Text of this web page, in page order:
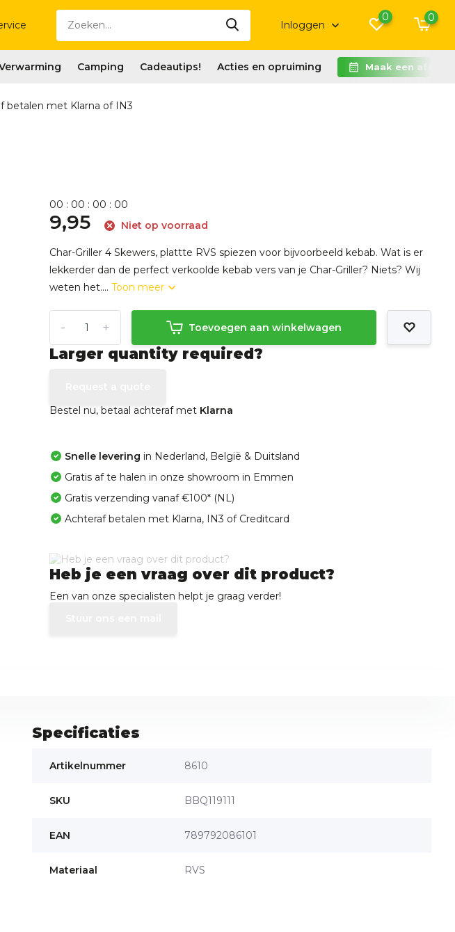
Inloggen
0 0
Camping Cadeautips! Acties en opruiming Maak een
betalen met Klarna of IN3
00 : 00 : 00 : 00
9,95 Niet op voorraad
Char-Griller 4 Skewers, plattte RVS spiezen voor bijvoorbeeld kebab. Wat is er
lekkerder dan de perfect verkoolde kebab vers van je Char-Griller? Niets? Wij
weten het....Toon meer
+
- Toevoegen aan winkelwagen
Larger quantity required?
Bestel nu, betaal achteraf met Klarna
Snelle levering in Nederland, België & Duitsland
Gratis af te halen in onze showroom in Emmen
Gratis verzending vanaf €100* (NL)
Achteraf betalen met Klarna, IN3 of Creditcard
Heb je een vraag over dit product?
Een van onze specialisten helpt je graag verder!
Specificaties
Artikelnummer 8610
SKU BBQ119111
EAN 789792086101
Materiaal RVS